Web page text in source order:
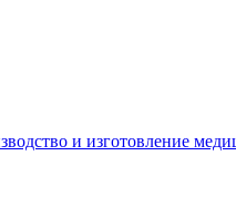
и изготовление